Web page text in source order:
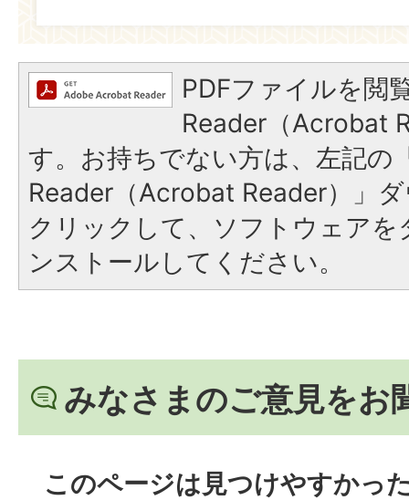
PDFファイルを閲
Reader（Acrobat
す。お持ちでない方は、左記の
Reader（Acrobat Reader）」
クリックして、ソフトウェア
ンストールしてください。
みなさまのご意見をお
このページは見つけやすかっ